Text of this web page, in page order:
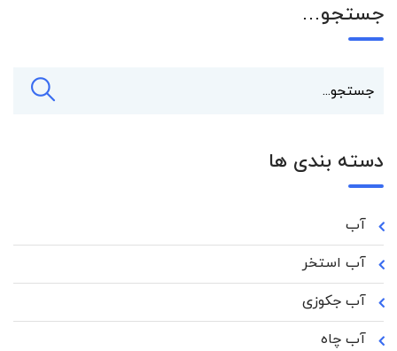
جستجو…
دسته بندی ها
آب
آب استخر
آب جکوزی
آب چاه